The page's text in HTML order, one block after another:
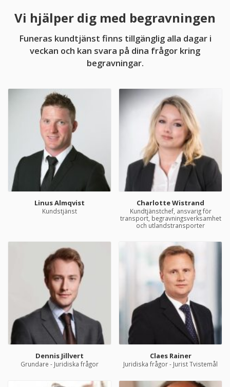
Vi hjälper dig med begravningen
Funeras kundtjänst finns tillgänglig alla dagar i
veckan och kan svara på dina frågor kring
begravningar.
Linus Almqvist
Kundstjänst
Charlotte Wistrand
Kundtjänstchef, ansvarig för
transport, begravningsverksamhet
och utlandstransporter
Dennis Jillvert
Grundare - Juridiska frågor
Claes Rainer
Juridiska frågor - Jurist Tvistemål